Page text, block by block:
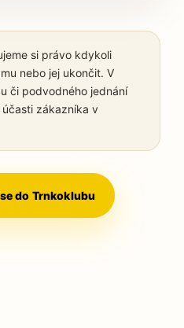
si právo kdykoli
nebo jej ukončit. V
či podvodného jednání
zákazníka v
do Trnkoklubu